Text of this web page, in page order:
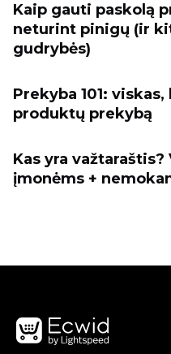
Kaip gauti paskolą
neturint pinigų (ir
gudrybės)
Prekyba 101:
produktų prekybą
Kas yra
įmonėms +